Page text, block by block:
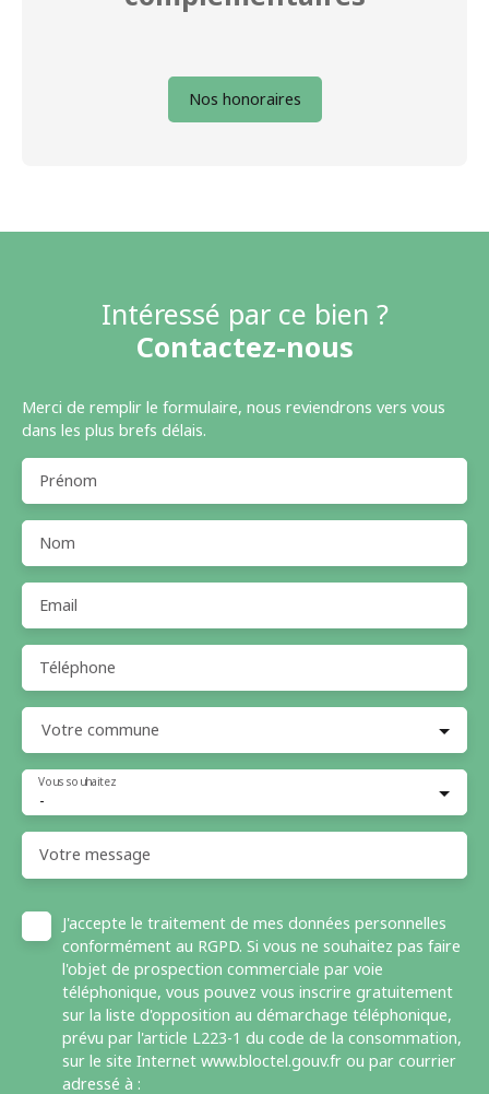
Nos honoraires
Intéressé par ce bien ?
Contactez-nous
Merci de remplir le formulaire, nous reviendrons vers vous
dans les plus brefs délais.
Prénom
Nom
Email
Téléphone
Votre commune
-
Vous souhaitez
Votre message
J'accepte le traitement de mes données personnelles
conformément au RGPD. Si vous ne souhaitez pas faire
l'objet de prospection commerciale par voie
téléphonique, vous pouvez vous inscrire gratuitement
sur la liste d'opposition au démarchage téléphonique,
prévu par l'article L223-1 du code de la consommation,
sur le site Internet www.bloctel.gouv.fr ou par courrier
adressé à :